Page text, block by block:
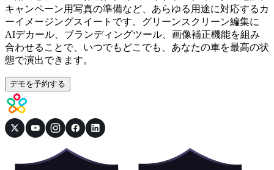
キャンペーン用写真の準備など、あらゆる用途に対応するカ
ーイメージングスイートです。グリーンスクリーン編集に
AIデカール、ブランディングツール、画像補正機能を組み
合わせることで、いつでもどこでも、あなたの車を最高の状
態で演出できます。
デモを予約する